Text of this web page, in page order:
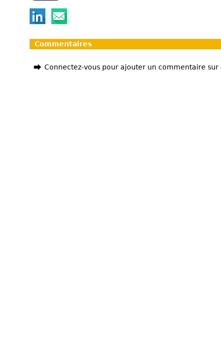
Commentaires
Connectez-vous pour ajouter un commentaire sur